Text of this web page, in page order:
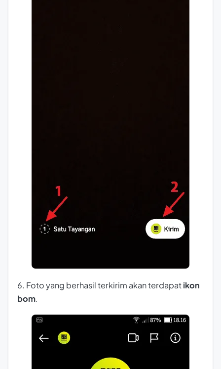
6. Foto yang berhasil terkirim akan terdapatikon
bom.